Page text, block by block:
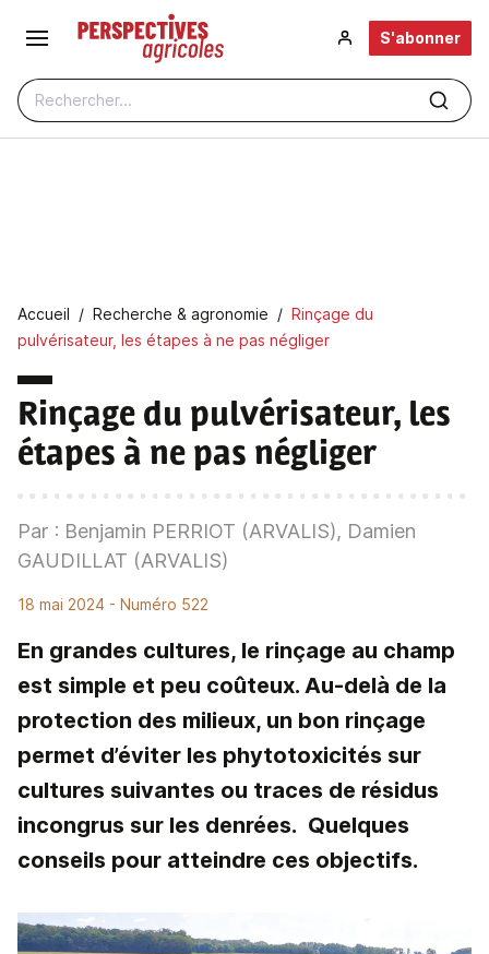
Aller au contenu principal
Rechercher...
S'abonner
Fil d'Ariane
Accueil Recherche & agronomie
Rinçage du
pulvérisateur, les étapes à ne pas négliger
Rinçage du pulvérisateur, les
étapes à ne pas négliger
Par : Benjamin PERRIOT (ARVALIS), Damien
GAUDILLAT (ARVALIS)
18 mai 2024 - Numéro 522
En grandes cultures, le rinçage au champ
est simple et peu coûteux. Au-delà de la
protection des milieux, un bon rinçage
permet d’éviter les phytotoxicités sur
cultures suivantes ou traces de résidus
incongrus sur les denrées. Quelques
conseils pour atteindre ces objectifs.